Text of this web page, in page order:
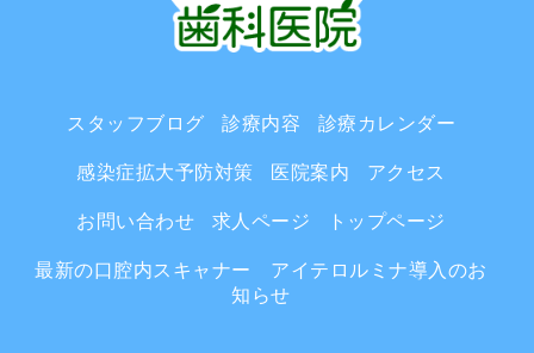
スタッフブログ 診療内容 診療カレンダー
感染症拡大予防対策 医院案内 アクセス
お問い合わせ 求人ページ トップページ
最新の口腔内スキャナー アイテロルミナ導入のお
知らせ